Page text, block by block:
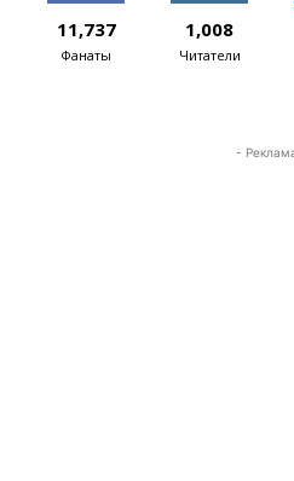
11,737
Фанаты
1,008
Читатели
-